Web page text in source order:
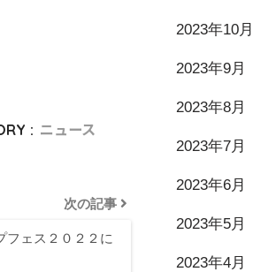
: ニュース
次の記事
フェス２０２２に
2023年10月
2023年9月
2023年8月
2023年7月
2023年6月
2023年5月
2023年4月